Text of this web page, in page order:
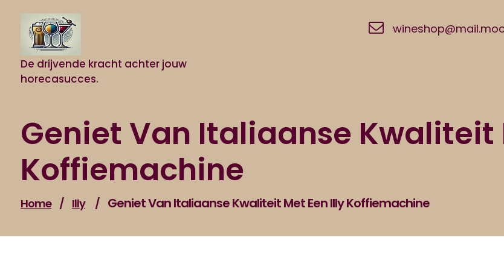
inhoud
De drijvende kracht achter jouw
horecasucces.
wineshop@mail.moc
Geniet Van Italiaanse Kwaliteit
Koffiemachine
Home / Illy / Geniet Van Italiaanse Kwaliteit Met Een Illy Koffiemachine